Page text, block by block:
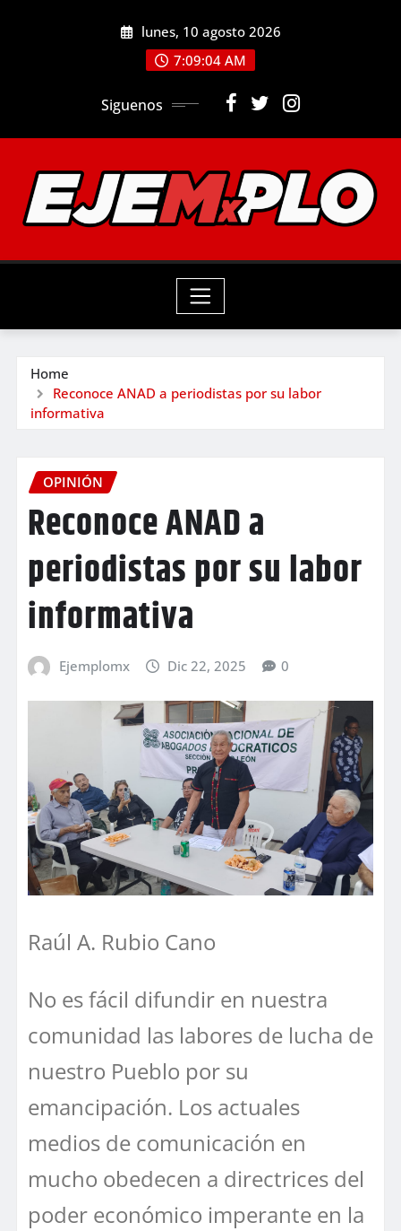
lunes, 10 agosto 2026
7:09:06 AM
Siguenos
Home
Reconoce ANAD a periodistas por su labor
informativa
OPINIÓN
Reconoce ANAD a
periodistas por su labor
informativa
Ejemplomx Dic 22, 2025 0
Raúl A. Rubio Cano
No es fácil difundir en nuestra
comunidad las labores de lucha de
nuestro Pueblo por su
emancipación. Los actuales
medios de comunicación en
mucho obedecen a directrices del
poder económico imperante en la